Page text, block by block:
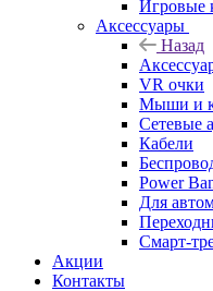
Игровые
Аксессуары
Назад
VR очки
Мыши и
Сетевые
Кабели
Power
Для
Смарт-
Акции
Контакты